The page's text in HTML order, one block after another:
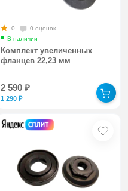
0
0 оценок
В наличии
Комплект увеличенных
фланцев 22,23 мм
2 590₽
1 290₽